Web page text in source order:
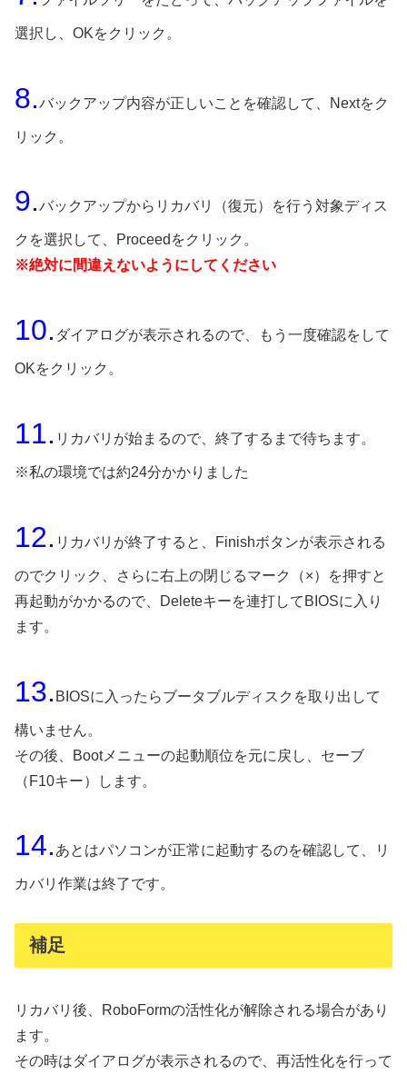
選択し、OKをクリック。
8.バックアップ内容が正しいことを確認して、Nextをク
リック。
9.バックアップからリカバリ（復元）を行う対象ディス
クを選択して、Proceedをクリック。
※絶対に間違えないようにしてください
10. ダイアログが表示されるので、もう一度確認をして
OKをクリック。
11. リカバリが始まるので、終了するまで待ちます。
※私の環境では約24分かかりました
12. リカバリが終了すると、Finishボタンが表示される
のでクリック、さらに右上の閉じるマーク（×）を押すと
再起動がかかるので、Deleteキーを連打してBIOSに入り
ます。
13. BIOSに入ったらブータブルディスクを取り出して
構いません。
その後、Bootメニューの起動順位を元に戻し、セーブ
（F10キー）します。
14. あとはパソコンが正常に起動するのを確認して、リ
カバリ作業は終了です。
補足
リカバリ後、RoboFormの活性化が解除される場合があり
ます。
その時はダイアログが表示されるので、再活性化を行って